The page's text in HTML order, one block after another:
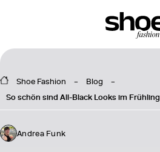
Shoe Fashion
Blog
So schön sind All-Black Looks im Frühling
Andrea Funk